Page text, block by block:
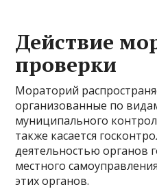
Действие
проверки
Мораторий
организованные по
муниципального
также касается
деятельностью органов
местного
этих органов.